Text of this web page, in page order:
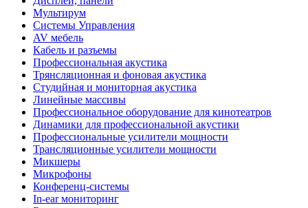
Мультирум
Системы Управления
AV мебель
Кабель и разъемы
Профессиональная акустика
Трянсляционная и фоновая акустика
Студийная и мониторная акустика
Линейные массивы
Профессиональное оборудование для кинотеатров
Динамики для профессиональной акустики
Профессиональные усилители мощности
Трансляционные усилители мощности
Микшеры
Микрофоны
Конференц-системы
In-ear мониторинг